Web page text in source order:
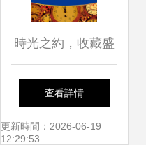
時光之約，收藏盛
宴——首屆鐘表收
藏文化交流會參會
查看詳情
更新時間：2026-06-19
12:29:53